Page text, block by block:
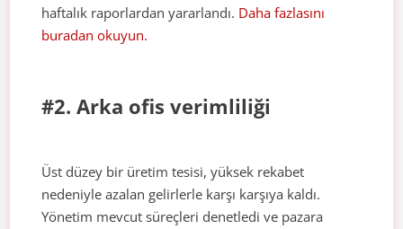
haftalık raporlardan yararlandı. Daha fazlasını
buradan okuyun.
#2. Arka ofis verimliliği
Üst düzey bir üretim tesisi, yüksek rekabet
nedeniyle azalan gelirlerle karşı karşıya kaldı.
Yönetim mevcut süreçleri denetledi ve pazara